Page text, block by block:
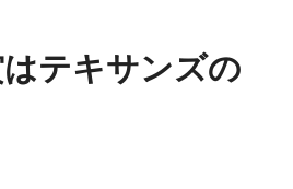
テキサンズの